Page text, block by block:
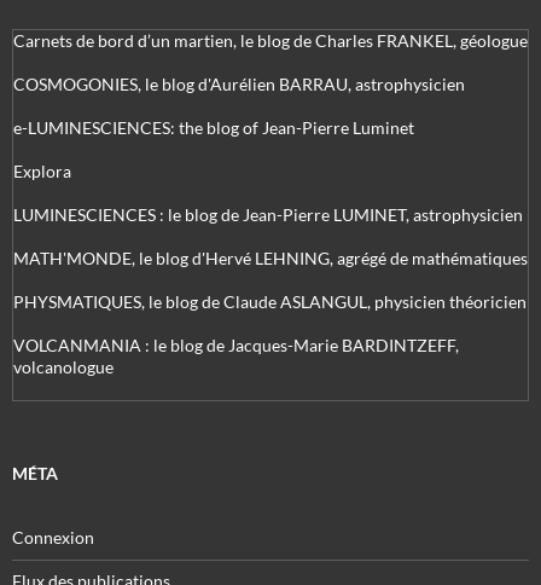
Carnets de bord d’un martien, le blog de Charles FRANKEL, géologue
COSMOGONIES, le blog d'Aurélien BARRAU, astrophysicien
e-LUMINESCIENCES: the blog of Jean-Pierre Luminet
Explora
LUMINESCIENCES : le blog de Jean-Pierre LUMINET, astrophysicien
MATH'MONDE, le blog d'Hervé LEHNING, agrégé de mathématiques
PHYSMATIQUES, le blog de Claude ASLANGUL, physicien théoricien
VOLCANMANIA : le blog de Jacques-Marie BARDINTZEFF,
volcanologue
MÉTA
Connexion
Flux des publications